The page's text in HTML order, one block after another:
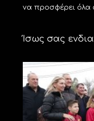
να προσφέρει όλα
Ίσως σας